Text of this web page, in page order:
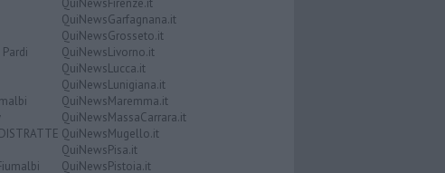
QuiNewsFirenze.it
QuiNewsGarfagnana.it
QuiNewsGrosseto.it
QuiNewsLivorno.it
QuiNewsLucca.it
QuiNewsLunigiana.it
QuiNewsMaremma.it
QuiNewsMassaCarrara.it
QuiNewsMugello.it
QuiNewsPisa.it
QuiNewsPistoia.it